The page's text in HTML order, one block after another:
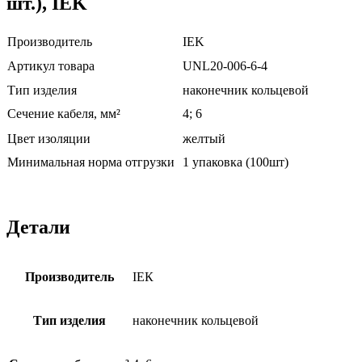
Производитель
IEK
Артикул товара
UNL20-006-6-4
Тип изделия
наконечник кольцевой
Сечение кабеля, мм²
4; 6
Цвет изоляции
желтый
Минимальная норма отгрузки
1 упаковка (100шт)
Детали
Производитель ІЕК
Тип изделия наконечник кольцевой